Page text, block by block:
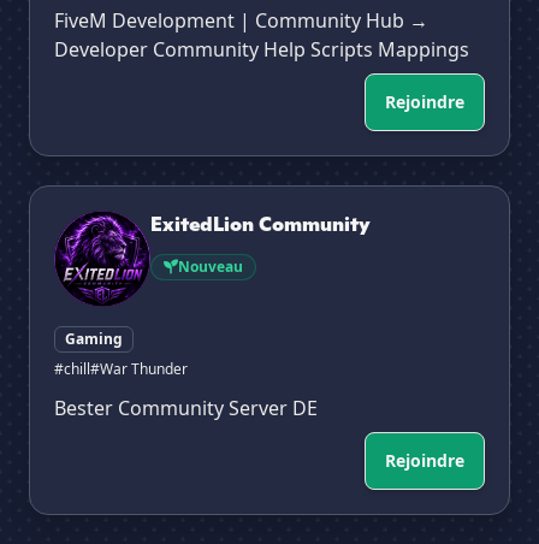
FiveM Development | Community Hub →
Developer Community Help Scripts Mappings
Rejoindre
ExitedLion Community
ExitedLion Community
Nouveau
Gaming
#chill#War Thunder
Bester Community Server DE
Rejoindre